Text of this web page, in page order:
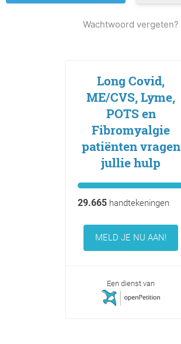
Wachtwoord vergeten?
Long Covid,
ME/CVS, Lyme,
POTS en
Fibromyalgie
patiënten vragen
jullie hulp
29.665handtekeningen
MELD JE NU AAN!
Een dienst van